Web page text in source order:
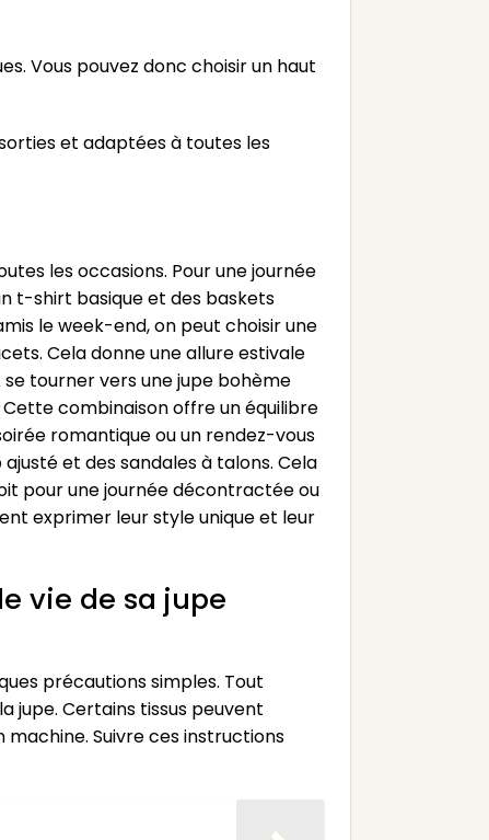
Vous pouvez donc choisir un haut
et adaptées à toutes les
les occasions. Pour une journée
t-shirt basique et des baskets
le week-end, on peut choisir une
Cela donne une allure estivale
tourner vers une jupe bohème
combinaison offre un équilibre
romantique ou un rendez-vous
et des sandales à talons. Cela
pour une journée décontractée ou
exprimer leur style unique et leur
vie de sa jupe
précautions simples. Tout
jupe. Certains tissus peuvent
Suivre ces instructions